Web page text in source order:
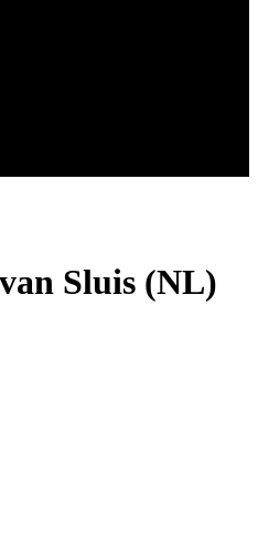
Sluis (NL)